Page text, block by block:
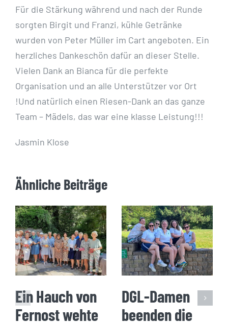
Für die Stärkung während und nach der Runde
sorgten Birgit und Franzi, kühle Getränke
wurden von Peter Müller im Cart angeboten. Ein
herzliches Dankeschön dafür an dieser Stelle.
Vielen Dank an Bianca für die perfekte
Organisation und an alle Unterstützer vor Ort
!Und natürlich einen Riesen-Dank an das ganze
Team – Mädels, das war eine klasse Leistung!!!
Jasmin Klose
Ähnliche Beiträge
Ein Hauch von
Fernost wehte
DGL-Damen
beenden die